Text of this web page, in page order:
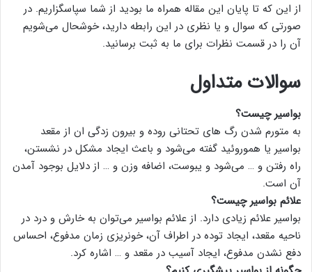
از این که تا پایان این مقاله همراه ما بودید از شما سپاسگزاریم. در
صورتی که سوال و یا نظری در این رابطه دارید، خوشحال می‌شویم
آن را در قسمت نظر‌ات برای ما به ثبت برسانید.
سوالات متداول
بواسیر چیست؟
به متورم شدن رگ های تحتانی روده و بیرون زدگی ان از مقعد
بواسیر یا هموروئید گفته می‌شود و باعث ایجاد مشکل در نشستن،
راه رفتن و … می‌شود و یبوست، اضافه وزن و … از دلایل بوجود آمدن
آن است.
علائم بواسیر چیست؟
بواسیر علائم زیادی دارد. از علائم بواسیر می‌توان به خارش و درد در
ناحیه مقعد، ایجاد توده در اطراف آن، خونریزی زمان مدفوع، احساس
دفع نشدن مدفوع، ایجاد آسیب در مقعد و … اشاره کرد.